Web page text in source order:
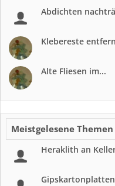
Abdichten
Klebereste
Alte Fliesen im...
Meistgelesene Themen
Heraklith an